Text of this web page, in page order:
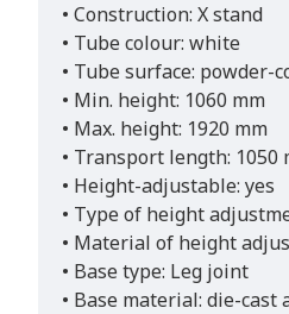
• Construction: X stand
• Tube colour: white
• Tube surface: powder-
• Min. height: 1060 mm
• Max. height: 1920 mm
• Transport length: 1050
• Height-adjustable: yes
• Type of height
• Material of height
• Base type: Leg joint
• Base material: die-